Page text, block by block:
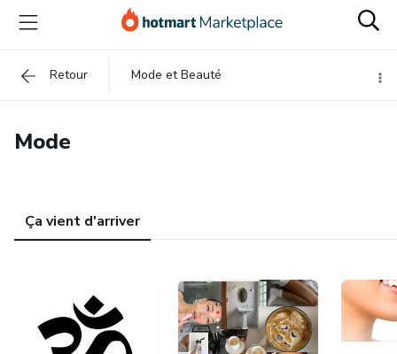
Retour Mode et Beauté
Mode
Ça vient d'arriver